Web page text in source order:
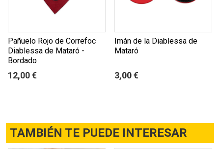
Pañuelo Rojo de Correfoc
Diablessa de Mataró -
Bordado
12,00 €
Imán de la Diablessa de
Mataró
3,00 €
TAMBIÉN TE PUEDE INTERESAR